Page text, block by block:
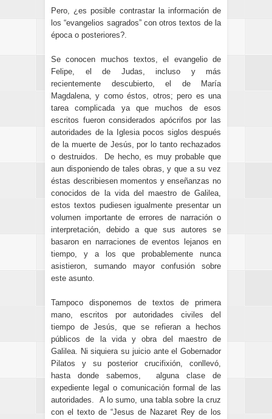
Pero, ¿es posible contrastar la información de
los “evangelios sagrados” con otros textos de la
época o posteriores?.
Se conocen muchos textos, el evangelio de
Felipe, el de Judas, incluso y más
recientemente descubierto, el de María
Magdalena, y como éstos, otros; pero es una
tarea complicada ya que muchos de esos
escritos fueron considerados apócrifos por las
autoridades de la Iglesia pocos siglos después
de la muerte de Jesús, por lo tanto rechazados
o destruidos. De hecho, es muy probable que
aun disponiendo de tales obras, y que a su vez
éstas describiesen momentos y enseñanzas no
conocidos de la vida del maestro de Galilea,
estos textos pudiesen igualmente presentar un
volumen importante de errores de narración o
interpretación, debido a que sus autores se
basaron en narraciones de eventos lejanos en
tiempo, y a los que probablemente nunca
asistieron, sumando mayor confusión sobre
este asunto.
Tampoco disponemos de textos de primera
mano, escritos por autoridades civiles del
tiempo de Jesús, que se refieran a hechos
públicos de la vida y obra del maestro de
Galilea. Ni siquiera su juicio ante el Gobernador
Pilatos y su posterior crucifixión, conllevó,
hasta donde sabemos, alguna clase de
expediente legal o comunicación formal de las
autoridades. A lo sumo, una tabla sobre la cruz
con el texto de “Jesus de Nazaret Rey de los